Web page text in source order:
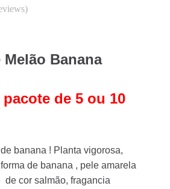
Melão Banana
de 5 ou 10
banana ! Planta vigorosa,
de banana , pele amarela
de cor salmão, fragancia